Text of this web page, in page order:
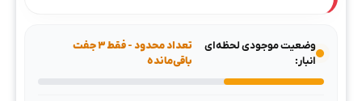
وضعیت موجودی لحظه‌ای
انبار:
تعداد محدود - فقط ۳ جفت
باقی‌مانده